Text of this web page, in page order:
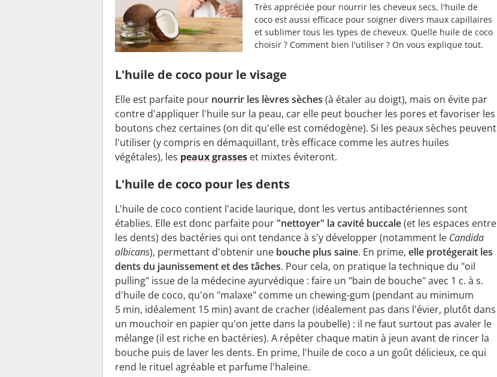
Très appréciée pour nourrir les cheveux secs, l'huile de
coco est aussi efficace pour soigner divers maux capillaires
et sublimer tous les types de cheveux. Quelle huile de coco
choisir ? Comment bien l'utiliser ? On vous explique tout.
L'huile de coco pour le visage
Elle est parfaite pour nourrir les lèvres sèches (à étaler au doigt), mais on évite par
contre d'appliquer l'huile sur la peau, car elle peut boucher les pores et favoriser les
boutons chez certaines (on dit qu'elle est comédogène). Si les peaux sèches peuvent
l'utiliser (y compris en démaquillant, très efficace comme les autres huiles
végétales), les peaux grasses et mixtes éviteront.
L'huile de coco pour les dents
L'huile de coco contient l'acide laurique, dont les vertus antibactériennes sont
établies. Elle est donc parfaite pour "nettoyer" la cavité buccale(et les espaces entre
les dents) des bactéries qui ont tendance à s'y développer (notamment le Candida
albicans), permettant d'obtenir une bouche plus saine. En prime, elle protégerait les
dents du jaunissement et des tâches. Pour cela, on pratique la technique du "oil
pulling" issue de la médecine ayurvédique : faire un "bain de bouche" avec 1 c. à s.
d'huile de coco, qu'on "malaxe" comme un chewing-gum (pendant au minimum
5 min, idéalement 15 min) avant de cracher (idéalement pas dans l'évier, plutôt dans
un mouchoir en papier qu'on jette dans la poubelle) : il ne faut surtout pas avaler le
mélange (il est riche en bactéries). A répéter chaque matin à jeun avant de rincer la
bouche puis de laver les dents. En prime, l'huile de coco a un goût délicieux, ce qui
rend le rituel agréable et parfume l'haleine.